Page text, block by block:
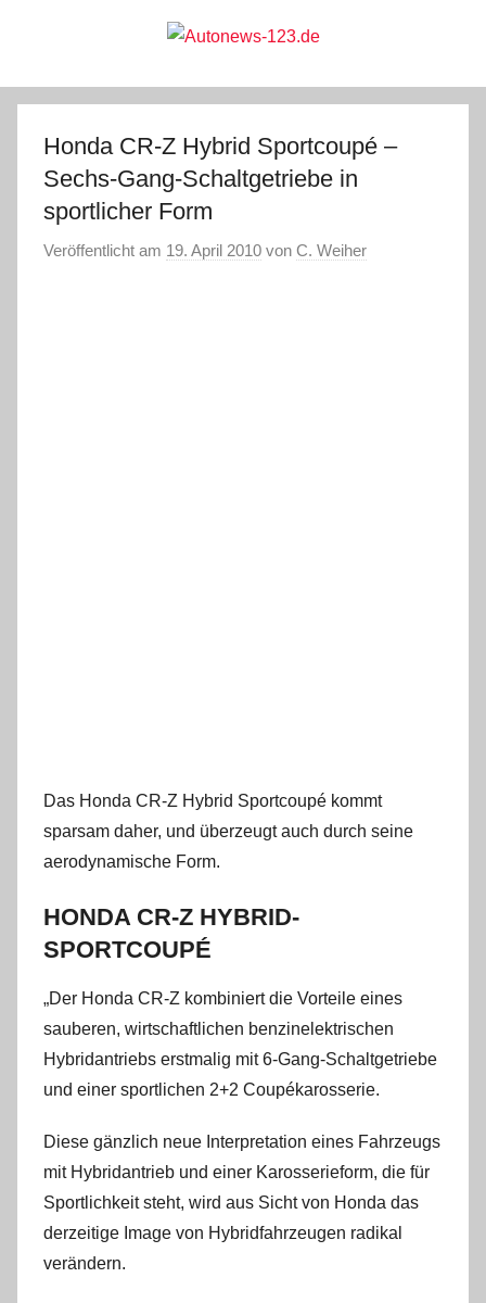
Autonews-
123.de
Honda CR-Z Hybrid Sportcoupé –
Sechs-Gang-Schaltgetriebe in
sportlicher Form
Veröffentlicht am 19. April 2010 von C. Weiher
Das Honda CR-Z Hybrid Sportcoupé kommt
sparsam daher, und überzeugt auch durch seine
aerodynamische Form.
HONDA CR-Z HYBRID-
SPORTCOUPÉ
„Der Honda CR-Z kombiniert die Vorteile eines
sauberen, wirtschaftlichen benzinelektrischen
Hybridantriebs erstmalig mit 6-Gang-Schaltgetriebe
und einer sportlichen 2+2 Coupékarosserie.
Diese gänzlich neue Interpretation eines Fahrzeugs
mit Hybridantrieb und einer Karosserieform, die für
Sportlichkeit steht, wird aus Sicht von Honda das
derzeitige Image von Hybridfahrzeugen radikal
verändern.